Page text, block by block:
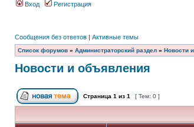
Вход Регистрация
Сообщения без ответов | Активные темы
Список форумов » Администраторский раздел » Новости
Новости и объявления
Страница 1 из 1 [ Тем: 0 ]